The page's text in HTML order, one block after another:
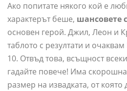
Ако попитате някого кой е
характерът беше, шансовете
основен герой. Джил, Леон и
таблото с резултати и
10. Отвъд това, всъщност
гадайте повече! Има
размер на извадката, от която